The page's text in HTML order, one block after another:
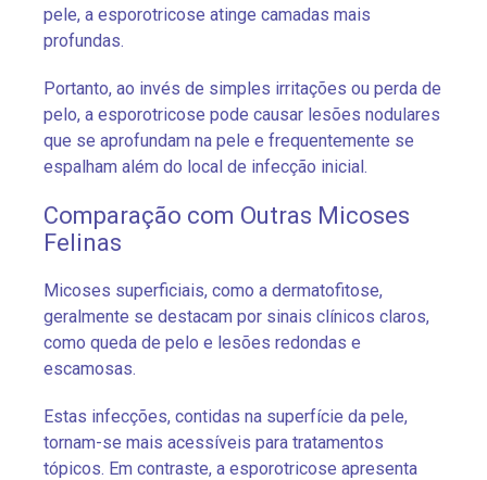
pele, a esporotricose atinge camadas mais
profundas.
Portanto, ao invés de simples irritações ou perda de
pelo, a esporotricose pode causar lesões nodulares
que se aprofundam na pele e frequentemente se
espalham além do local de infecção inicial.
Comparação com Outras Micoses
Felinas
Micoses superficiais, como a dermatofitose,
geralmente se destacam por sinais clínicos claros,
como queda de pelo e lesões redondas e
escamosas.
Estas infecções, contidas na superfície da pele,
tornam-se mais acessíveis para tratamentos
tópicos. Em contraste, a esporotricose apresenta